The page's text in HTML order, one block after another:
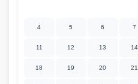
4 5 6 7
11 12 13 14
18 19 20 21